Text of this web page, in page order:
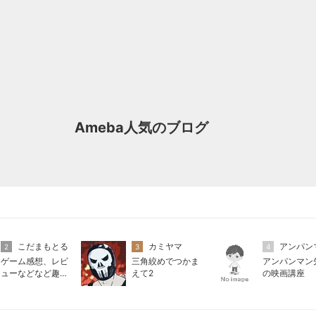
Ameba人気のブログ
2
こだまもとる
ゲーム感想、レビ
ューなどなど趣味
3
カミヤマ
三角絞めでつかま
えて2
4
アンパンマン
の映画講座